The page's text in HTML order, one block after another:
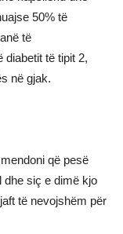
50% të
të
të tipit 2,
në gjak.
që pesë
dhe siç e dimë kjo
të nevojshëm për